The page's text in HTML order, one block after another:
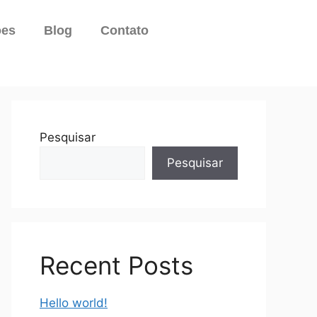
Blog Contato
Pesquisar
Pesquisar
Recent Posts
Hello world!